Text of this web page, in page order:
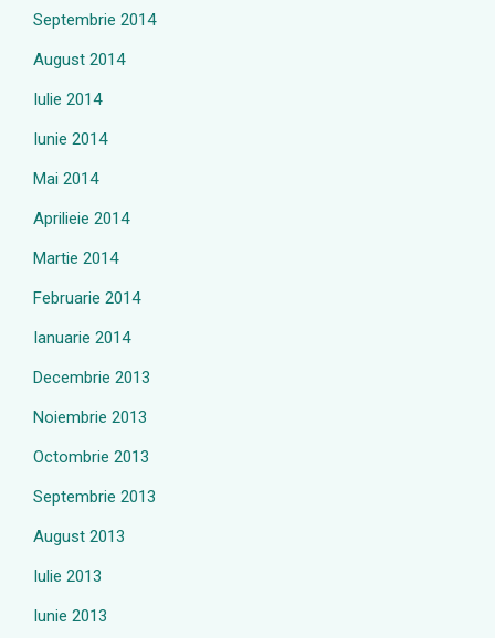
Septembrie 2014
August 2014
Iulie 2014
Iunie 2014
Mai 2014
Aprilieie 2014
Martie 2014
Februarie 2014
Ianuarie 2014
Decembrie 2013
Noiembrie 2013
Octombrie 2013
Septembrie 2013
August 2013
Iulie 2013
Iunie 2013